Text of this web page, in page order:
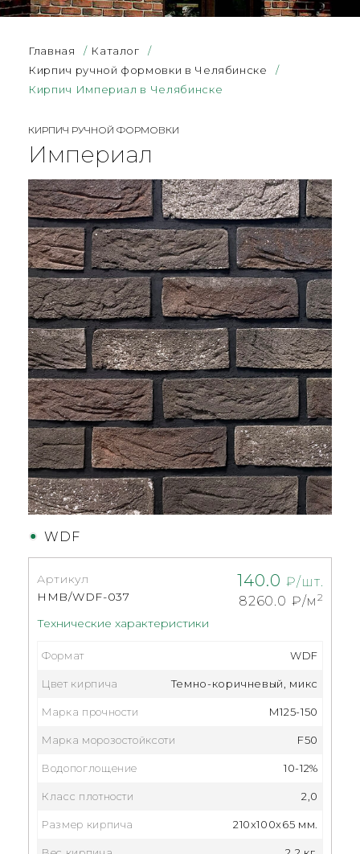
Главная / Каталог
/
Кирпич ручной формовки в Челябинске
/
Кирпич Империал в Челябинске
КИРПИЧ РУЧНОЙ ФОРМОВКИ
Империал
140.0 ₽/шт.
8260.0 ₽/м2
WDF
Технические характеристики
Артикул
HMB/WDF-037
Формат WDF
Цвет кирпича Темно-коричневый, микс
Марка прочности М125-150
Марка морозостойксоти F50
Водопоглощение 10-12%
Класс плотности 2,0
Размер кирпича 210x100x65 мм.